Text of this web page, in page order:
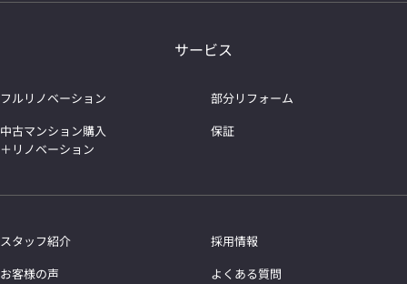
サービス
フルリノベーション
部分リフォーム
中古マンション購入
＋リノベーション
保証
スタッフ紹介
採用情報
お客様の声
よくある質問